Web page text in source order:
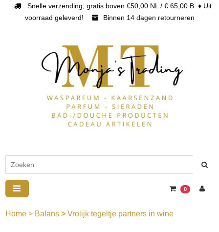
Snelle verzending, gratis boven €50,00 NL / € 65,00 B ♦ Uit
voorraad geleverd!
Binnen 14 dagen retourneren
0
Home > Balans > Vrolijk tegeltje partners in wine